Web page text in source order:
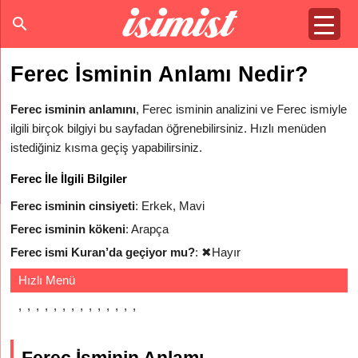
Ferec İsminin Anlamı Nedir?
Ferec isminin anlamını, Ferec isminin analizini ve Ferec ismiyle
ilgili birçok bilgiyi bu sayfadan öğrenebilirsiniz. Hızlı menüden
istediğiniz kısma geçiş yapabilirsiniz.
Ferec İle İlgili Bilgiler
Ferec isminin cinsiyeti: Erkek, Mavi
Ferec isminin kökeni: Arapça
Ferec ismi Kuran’da geçiyor mu?: ✖Hayır
Hızlı Menü